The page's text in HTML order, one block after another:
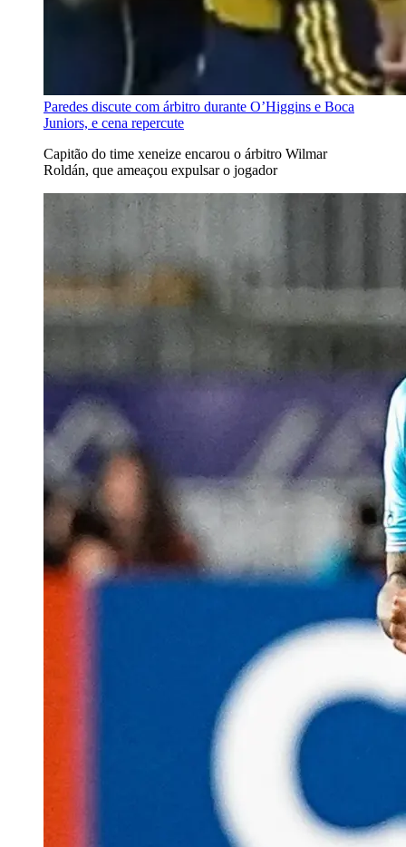
Paredes discute com árbitro durante O’Higgins e Boca
Juniors, e cena repercute
Capitão do time xeneize encarou o árbitro Wilmar
Roldán, que ameaçou expulsar o jogador